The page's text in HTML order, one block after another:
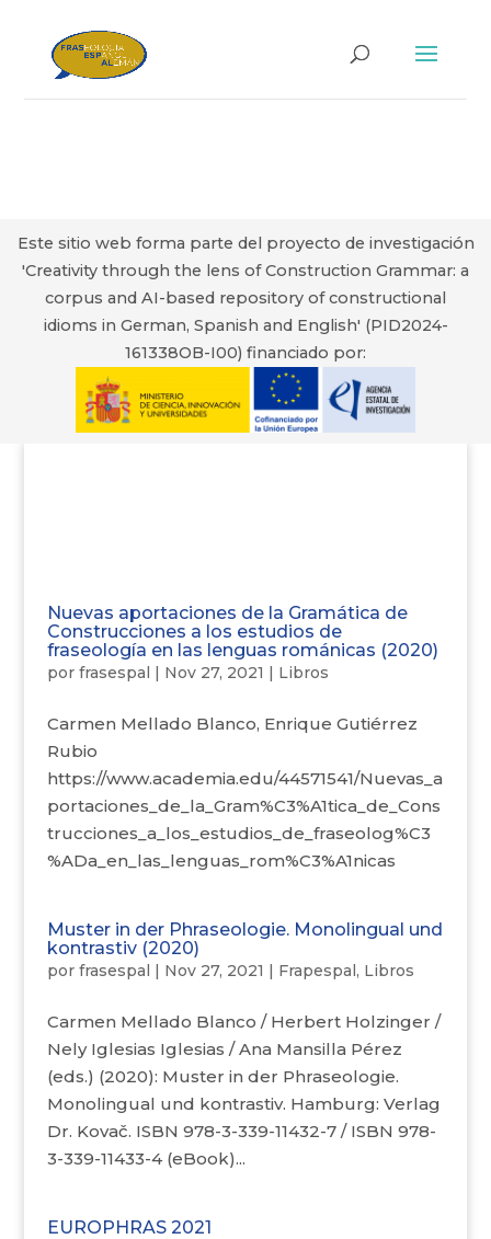
Este sitio web forma parte del proyecto de investigación
'Creativity through the lens of Construction Grammar: a
corpus and AI-based repository of constructional
idioms in German, Spanish and English' (PID2024-
161338OB-I00) financiado por:
Nuevas aportaciones de la Gramática de
Construcciones a los estudios de
fraseología en las lenguas románicas (2020)
por frasespal | Nov 27, 2021 | Libros
Carmen Mellado Blanco, Enrique Gutiérrez
Rubio
https://www.academia.edu/44571541/Nuevas_a
portaciones_de_la_Gram%C3%A1tica_de_Cons
trucciones_a_los_estudios_de_fraseolog%C3
%ADa_en_las_lenguas_rom%C3%A1nicas
Muster in der Phraseologie. Monolingual und
kontrastiv (2020)
por frasespal | Nov 27, 2021 | Frapespal, Libros
Carmen Mellado Blanco / Herbert Holzinger /
Nely Iglesias Iglesias / Ana Mansilla Pérez
(eds.) (2020): Muster in der Phraseologie.
Monolingual und kontrastiv. Hamburg: Verlag
Dr. Kovač. ISBN 978-3-339-11432-7 / ISBN 978-
3-339-11433-4 (eBook)...
EUROPHRAS 2021